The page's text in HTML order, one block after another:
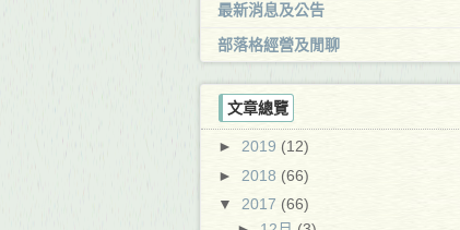
最新消息及公告
部落格經營及閒聊
文章總覽
► 2019 (12)
► 2018 (66)
▼ 2017 (66)